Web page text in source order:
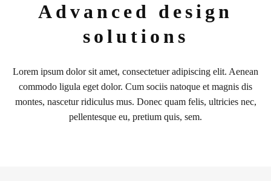
Advanced design
solutions
Lorem ipsum dolor sit amet, consectetuer adipiscing elit. Aenean
commodo ligula eget dolor. Cum sociis natoque et magnis dis
montes, nascetur ridiculus mus. Donec quam felis, ultricies nec,
pellentesque eu, pretium quis, sem.